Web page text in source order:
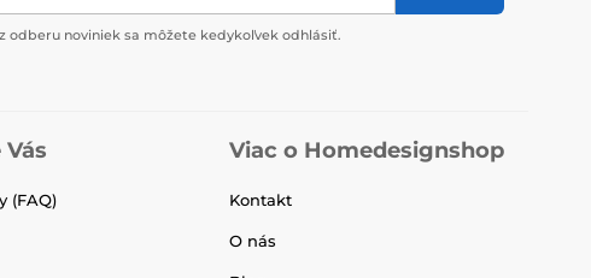
odberu noviniek sa môžete kedykoľvek odhlásiť.
(FAQ)
Viac o Homedesignshop
Kontakt
O nás